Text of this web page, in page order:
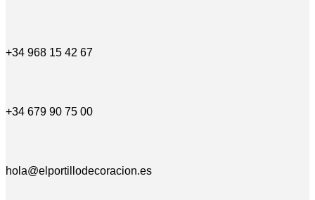
+34 968 15 42 67
+34 679 90 75 00
hola@elportillodecoracion.es